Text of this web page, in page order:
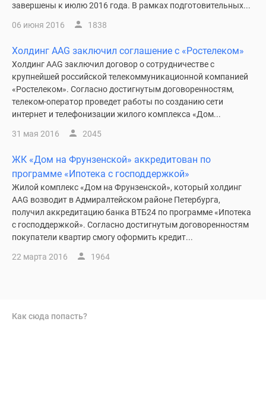
завершены к июлю 2016 года. В рамках подготовительных...
06 июня 2016 1838
Холдинг AAG заключил соглашение с «Ростелеком»
Холдинг AAG заключил договор о сотрудничестве с
крупнейшей российской телекоммуникационной компанией
«Ростелеком». Согласно достигнутым договоренностям,
телеком-оператор проведет работы по созданию сети
интернет и телефонизации жилого комплекса «Дом...
31 мая 2016 2045
ЖК «Дом на Фрунзенской» аккредитован по
программе «Ипотека с господдержкой»
Жилой комплекс «Дом на Фрунзенской», который холдинг
AAG возводит в Адмиралтейском районе Петербурга,
получил аккредитацию банка ВТБ24 по программе «Ипотека
с господдержкой». Согласно достигнутым договоренностям
покупатели квартир смогу оформить кредит...
22 марта 2016 1964
Как сюда попасть?